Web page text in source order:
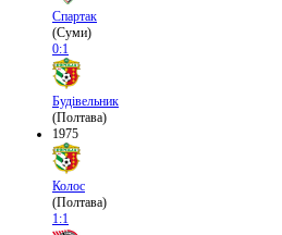
Спартак
(Суми)
0:1
Будівельник
(Полтава)
1975
Колос
(Полтава)
1:1